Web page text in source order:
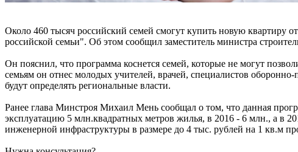
Около 460 тысяч российский семей смогут купить новую квартиру
российской семьи". Об этом сообщил заместитель министра
Он пояснил, что программа коснется семей, которые не могут
семьям он отнес молодых учителей, врачей, специалистов
будут определять региональные власти.
Ранее глава Минстроя Михаил Мень сообщал о том, что данная
эксплуатацию 5 млн.квадратных метров жилья, в 2016 - 6 млн., а в
инженерной инфраструктуры в размере до 4 тыс. рублей на 1 кв.м